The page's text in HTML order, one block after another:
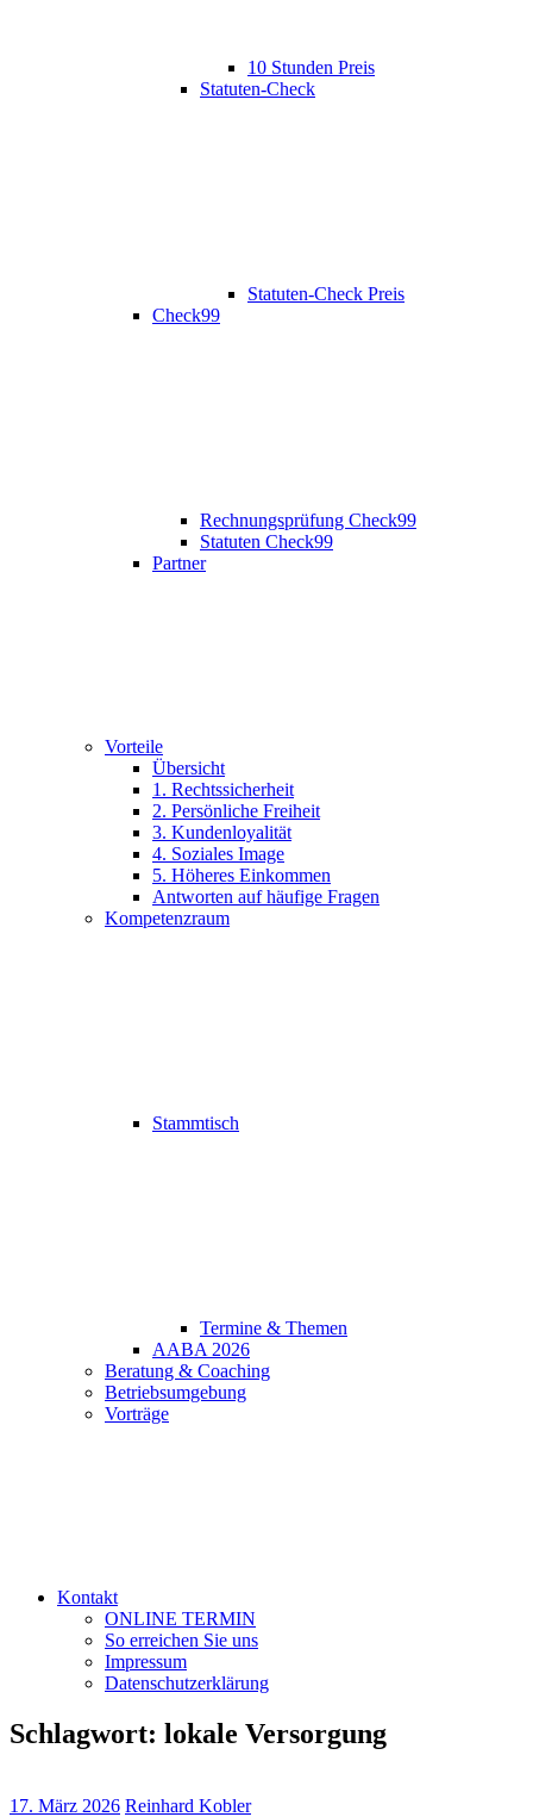
10 Stunden Preis
Statuten-Check
Statuten-Check Preis
Check99
Rechnungsprüfung Check99
Statuten Check99
Partner
Vorteile
Übersicht
1. Rechtssicherheit
2. Persönliche Freiheit
3. Kundenloyalität
4. Soziales Image
5. Höheres Einkommen
Antworten auf häufige Fragen
Kompetenzraum
Stammtisch
Termine & Themen
AABA 2026
Beratung & Coaching
Betriebsumgebung
Vorträge
Kontakt
ONLINE TERMIN
So erreichen Sie uns
Impressum
Datenschutzerklärung
Schlagwort: lokale Versorgung
17. März 2026 Reinhard Kobler